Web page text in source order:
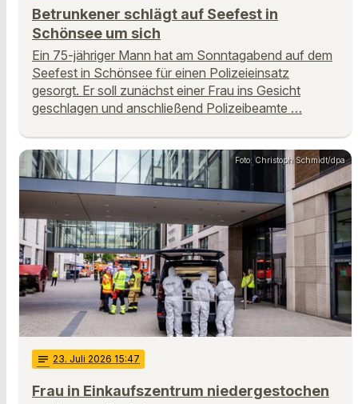
Betrunkener schlägt auf Seefest in
Schönsee um sich
Ein 75-jähriger Mann hat am Sonntagabend auf dem
Seefest in Schönsee für einen Polizeieinsatz
gesorgt. Er soll zunächst einer Frau ins Gesicht
geschlagen und anschließend Polizeibeamte …
Foto: Christoph Schmidt/dpa
notes 23. Juli 2026 15:47
Frau in Einkaufszentrum niedergestochen